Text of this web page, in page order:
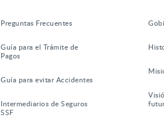
Preguntas Frecuentes
Guía para el Trámite de
Pagos
Guía para evitar Accidentes
Intermediarios de Seguros
SSF